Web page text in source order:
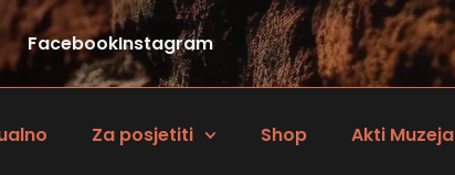
FacebookInstagram
Za posjetiti Shop Akti Muzeja